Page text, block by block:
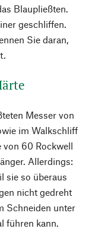
Blaupließten.
geschliffen.
Sie daran,
Messer von
im Walkschliff
von 60 Rockwell
Allerdings:
sie so überaus
nicht gedreht
Schneiden unter
führen kann.